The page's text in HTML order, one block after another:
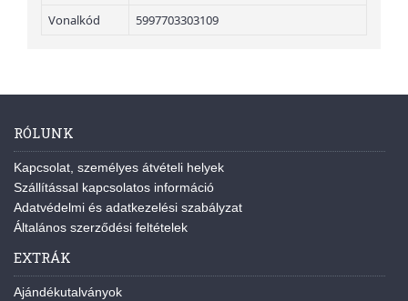
Vonalkód 5997703303109
RÓLUNK
Kapcsolat, személyes átvételi helyek
Szállítással kapcsolatos információ
Adatvédelmi és adatkezelési szabályzat
Általános szerződési feltételek
EXTRÁK
Ajándékutalványok